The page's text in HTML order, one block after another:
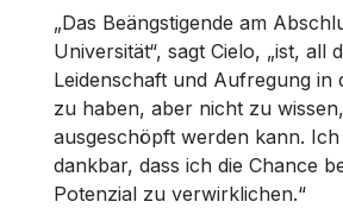
„Das Beängstigende am
Universität“, sagt Cielo, „ist, all
Leidenschaft und Aufregung in
zu haben, aber nicht zu
ausgeschöpft werden kann.
dankbar, dass ich die Chance
Potenzial zu verwirklichen.“